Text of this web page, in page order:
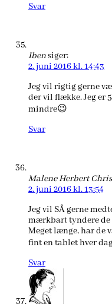
Svar
Ibensiger:
2. juni 2016 kl. 14:43
Jeg vil rigtig gerne
der vil flække. Jeg er
mindre😉
Svar
Malene Herbert
2. juni 2016 kl. 13:54
Jeg vil SÅ gerne
mærkbart tyndere de
Meget længe, har de
fint en tablet hver
Svar